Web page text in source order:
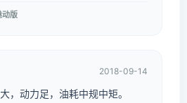
动版
2018-09-14
，动力足，油耗中规中矩。